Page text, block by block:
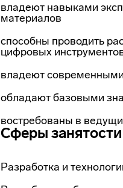
владеют навыками
материалов
способны проводить
цифровых
владеют
обладают базовыми
востребованы в
Сферы
Разработка и